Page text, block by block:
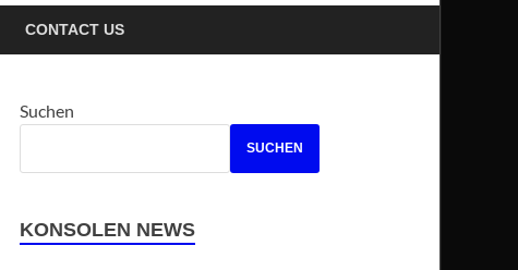
CONTACT US
Suchen
SUCHEN
KONSOLEN NEWS